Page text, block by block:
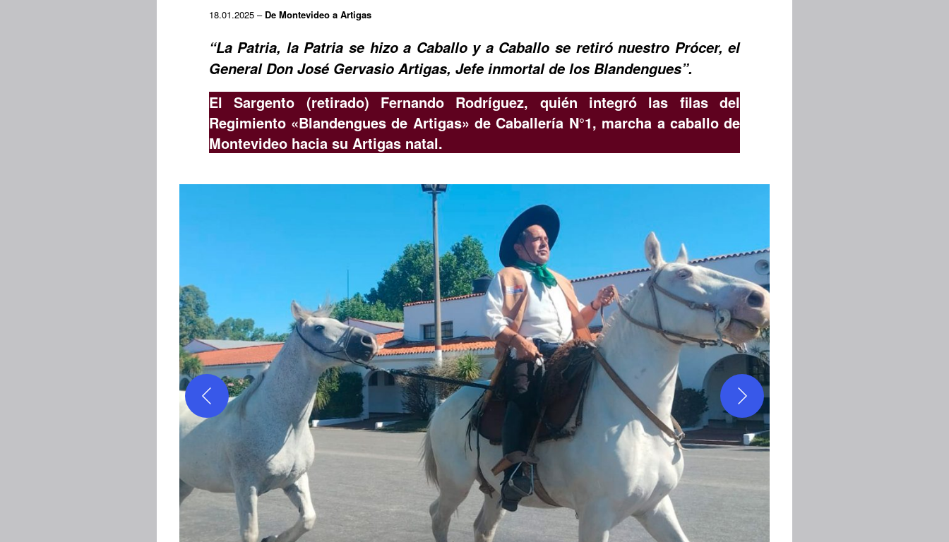
18.01.2025 – De Montevideo a Artigas
“La Patria, la Patria se hizo a Caballo y a Caballo se retiró nuestro Prócer, el
General Don José Gervasio Artigas, Jefe inmortal de los Blandengues”.
El Sargento (retirado) Fernando Rodríguez, quién integró las filas del
Regimiento «Blandengues de Artigas» de Caballería N°1, marcha a caballo de
Montevideo hacia su Artigas natal.